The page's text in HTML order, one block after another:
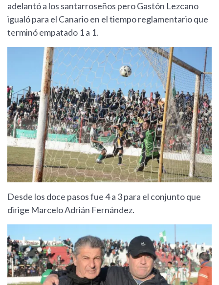
adelantó a los santarroseños pero Gastón Lezcano
igualó para el Canario en el tiempo reglamentario que
terminó empatado 1 a 1.
Desde los doce pasos fue 4 a 3 para el conjunto que
dirige Marcelo Adrián Fernández.